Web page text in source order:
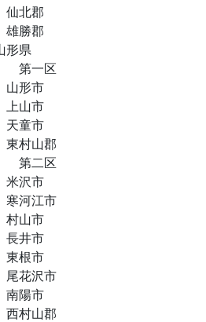
仙北郡
雄勝郡
形県
第一区
山形市
上山市
天童市
東村山郡
第二区
米沢市
寒河江市
村山市
長井市
東根市
尾花沢市
南陽市
西村山郡